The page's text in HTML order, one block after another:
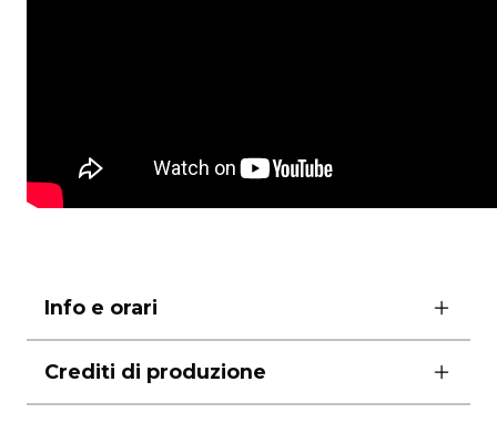
Info e orari
2 – 3 – 4 – 7 maggio ore 20.00
domenica 5 e 12 maggio ore 18.00
8 – 9 – 10 – 11 maggio ore 21.30
Crediti di produzione